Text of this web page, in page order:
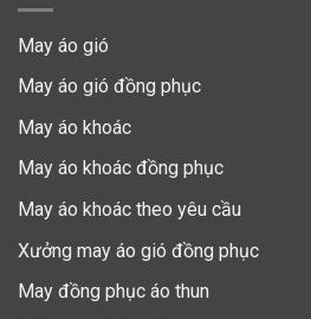
May áo gió
May áo gió đồng phục
May áo khoác
May áo khoác đồng phục
May áo khoác theo yêu cầu
Xưởng may áo gió đồng phục
May đồng phục áo thun